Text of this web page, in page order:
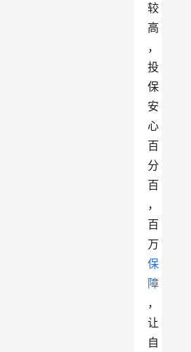
较
高
，
投
保
安
心
百
分
百
，
百
万
保
障
，
让
自